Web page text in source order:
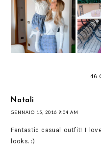
MINISTAR WEARS
THE FAMILY -
VESTITI
COORDINATI
MAMMA E FIGLI
46
Natali
GENNAIO 15, 2016 9:04 AM
Fantastic casual outfit! I
looks. :)